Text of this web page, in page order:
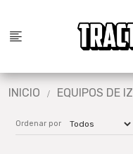
INICIO EQUIPOS DE
Ordenar por